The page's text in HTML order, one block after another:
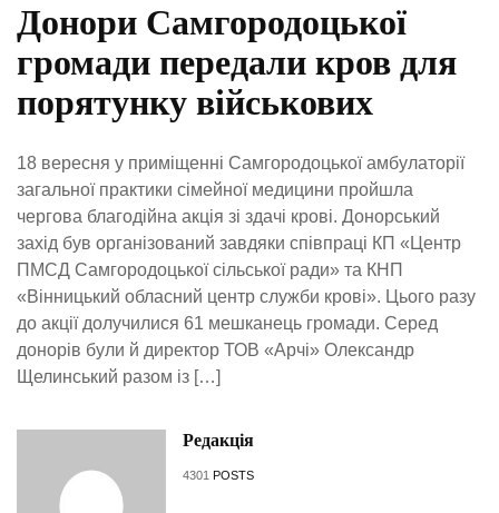
Донори Самгородоцької
громади передали кров для
порятунку військових
18 вересня у приміщенні Самгородоцької амбулаторії
загальної практики сімейної медицини пройшла
чергова благодійна акція зі здачі крові. Донорський
захід був організований завдяки співпраці КП «Центр
ПМСД Самгородоцької сільської ради» та КНП
«Вінницький обласний центр служби крові». Цього разу
до акції долучилися 61 мешканець громади. Серед
донорів були й директор ТОВ «Арчі» Олександр
Щелинський разом із […]
Редакція
4301 POSTS